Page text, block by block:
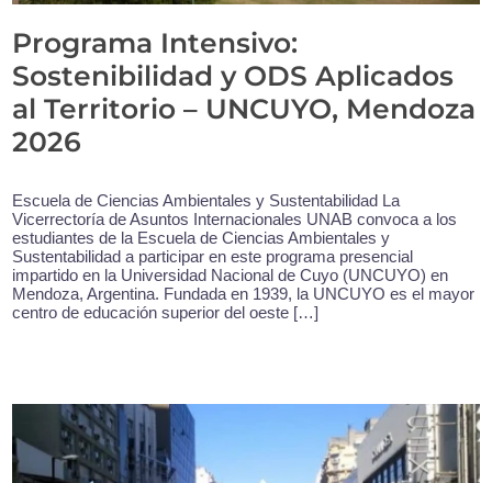
Programa Intensivo:
Sostenibilidad y ODS Aplicados
al Territorio – UNCUYO, Mendoza
2026
Escuela de Ciencias Ambientales y Sustentabilidad La
Vicerrectoría de Asuntos Internacionales UNAB convoca a los
estudiantes de la Escuela de Ciencias Ambientales y
Sustentabilidad a participar en este programa presencial
impartido en la Universidad Nacional de Cuyo (UNCUYO) en
Mendoza, Argentina. Fundada en 1939, la UNCUYO es el mayor
centro de educación superior del oeste […]